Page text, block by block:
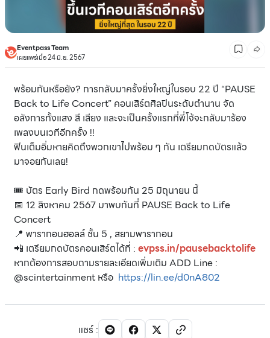
Eventpass Team
เผยแพร่เมื่อ 24 มิ.ย. 2567
พร้อมกันหรือยัง? การกลับมาครั้งยิ่งใหญ่ในรอบ 22 ปี “PAUSE
Back to Life Concert” คอนเสิร์ตศิลปินระดับตำนาน จัด
อลังการทั้งแสง สี เสียง และจะเป็นครั้งแรกที่พี่โจ้จะกลับมาร้อง
เพลงบนเวทีอีกครั้ง !!
ฟินเต็มอิ่มหายคิดถึงพวกเขาไปพร้อม ๆ กัน เตรียมกดบัตรแล้ว
มาจอยกันเลย!
🎟 บัตร Early Bird กดพร้อมกัน 25 มิถุนายน นี้
📅 12 สิงหาคม 2567 มาพบกันที่ PAUSE Back to Life
Concert
📍 พารากอนฮอลล์ ชั้น 5 , สยามพารากอน
📲 เตรียมกดบัตรคอนเสิร์ตได้ที่ : evpss.in/pausebacktolife
หากต้องการสอบถามรายละเอียดเพิ่มเติม ADD Line :
@scintertainment หรือ https://lin.ee/d0nA802
แชร์: